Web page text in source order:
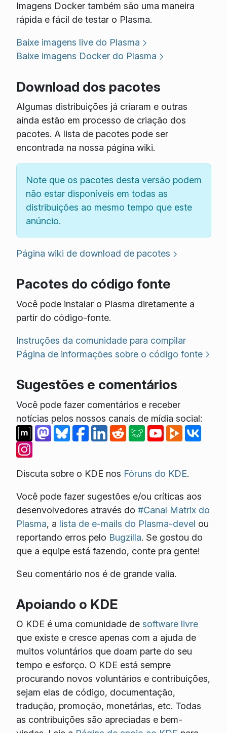
Imagens Docker também são uma maneira
rápida e fácil de testar o Plasma.
Baixe imagens live do Plasma
Baixe imagens Docker do Plasma
Download dos pacotes
Algumas distribuições já criaram e outras
ainda estão em processo de criação dos
pacotes. A lista de pacotes pode ser
encontrada na nossa página wiki.
Note que os pacotes desta versão podem
não estar disponíveis em todas as
distribuições ao mesmo tempo que este
anúncio.
Página wiki de download de pacotes
Pacotes do código fonte
Você pode instalar o Plasma diretamente a
partir do código-fonte.
Instruções da comunidade para compilar
Página de informações sobre o código fonte
Sugestões e comentários
Você pode fazer comentários e receber
notícias pelos nossos canais de mídia social:
Discuta sobre o KDE nos Fóruns do KDE.
Você pode fazer sugestões e/ou críticas aos
desenvolvedores através do #Canal Matrix do
Plasma, a lista de e-mails do Plasma-devel ou
reportando erros pelo Bugzilla. Se gostou do
que a equipe está fazendo, conte pra gente!
Seu comentário nos é de grande valia.
Apoiando o KDE
O KDE é uma comunidade de software livre
que existe e cresce apenas com a ajuda de
muitos voluntários que doam parte do seu
tempo e esforço. O KDE está sempre
procurando novos voluntários e contribuições,
sejam elas de código, documentação,
tradução, promoção, monetárias, etc. Todas
as contribuições são apreciadas e bem-